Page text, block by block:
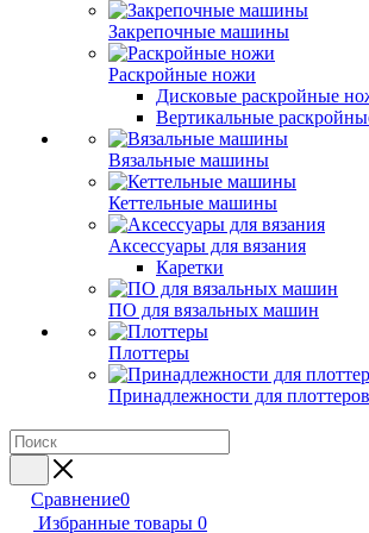
Закрепочные машины
Раскройные ножи
Дисковые раскройные
Вертикальные
Вязальные машины
Кеттельные машины
Аксессуары для вязания
Каретки
ПО для вязальных машин
Плоттеры
Принадлежности для плоттеров
Сравнение0
Избранные товары 0